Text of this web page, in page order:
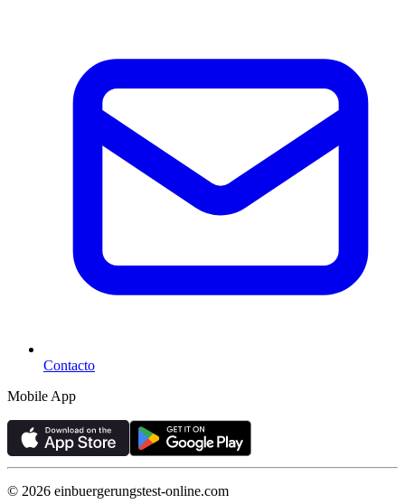
Contacto
Mobile App
© 2026 einbuergerungstest-online.com